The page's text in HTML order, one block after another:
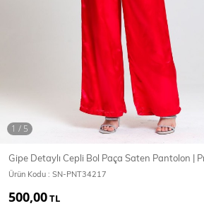
Mont & Kaban
T-Shirt
Gipe Detaylı Cepli Bol Paça Saten Pantolon |
Ürün Kodu : SN-PNT34217
500,00TL